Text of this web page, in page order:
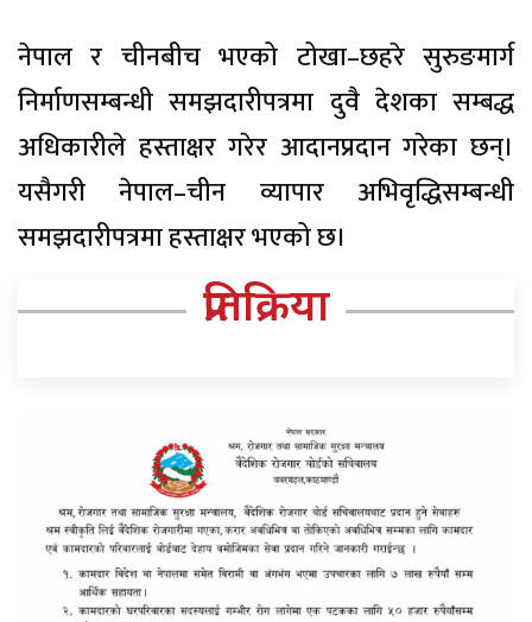
नेपाल र चीनबीच भएको टोखा–छहरे सुरुङमार्ग
निर्माणसम्बन्धी समझदारीपत्रमा दुवै देशका सम्बद्ध
अधिकारीले हस्ताक्षर गरेर आदानप्रदान गरेका छन्।
यसैगरी नेपाल–चीन व्यापार अभिवृद्धिसम्बन्धी
समझदारीपत्रमा हस्ताक्षर भएको छ।
प्रतिक्रिया